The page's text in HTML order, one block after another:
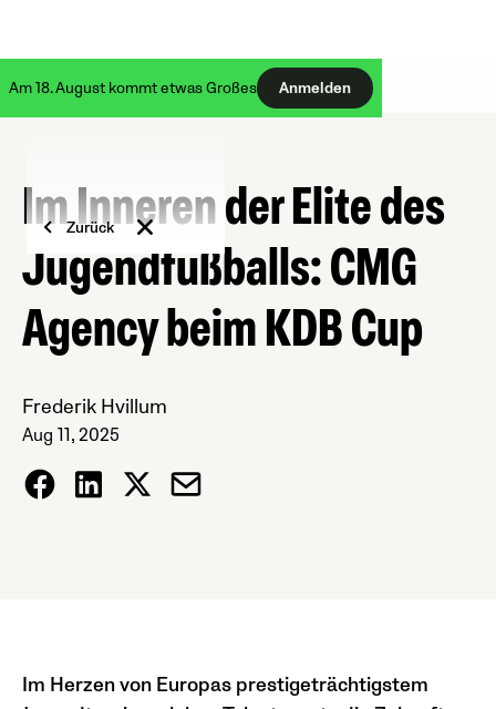
Am 18. August kommt etwas Großes Anmelden
Zurück
Im Inneren der Elite des
Jugendfußballs: CMG
Agency beim KDB Cup
Frederik Hvillum
Aug 11, 2025
Im Herzen von Europas prestigeträchtigstem